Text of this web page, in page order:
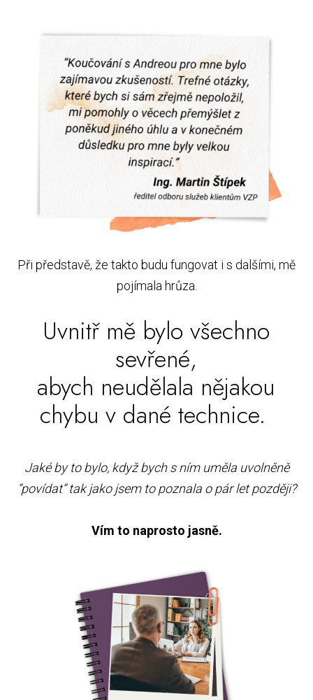
Při představě, že takto budu fungovat i s dalšími, mě
pojímala hrůza.
Uvnitř mě bylo všechno
sevřené,
abych neudělala nějakou
chybu v dané technice.
Jaké by to bylo, když bych s ním uměla uvolněně
“povídat” tak jako jsem to poznala o pár let později?
Vím to naprosto jasně.